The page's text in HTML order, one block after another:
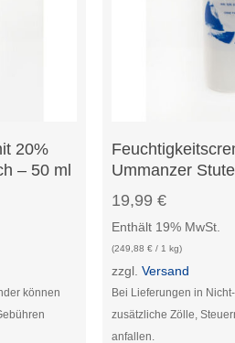
20%
– 50 ml
können
In Den
Ummanzer
19,99 €
Enthält 19% MwSt.
(249,88 €/ 1 kg)
zzgl. Versand
Bei Lieferungen in
zusätzliche Zölle,
anfallen.